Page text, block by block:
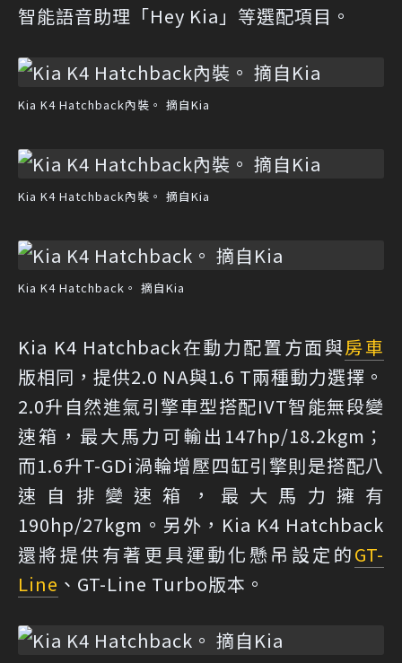
智能語音助理「Hey Kia」等選配項目。
Kia K4 Hatchback內裝。 摘自Kia
Kia K4 Hatchback內裝。 摘自Kia
Kia K4 Hatchback。 摘自Kia
Kia K4 Hatchback在動力配置方面與房車
版相同，提供2.0 NA與1.6 T兩種動力選擇。
2.0升自然進氣引擎車型搭配IVT智能無段變
速箱，最大馬力可輸出147hp/18.2kgm；
而1.6升T-GDi渦輪增壓四缸引擎則是搭配八
速自排變速箱，最大馬力擁有
190hp/27kgm。另外，Kia K4 Hatchback
還將提供有著更具運動化懸吊設定的GT-
Line 、GT-Line Turbo版本。